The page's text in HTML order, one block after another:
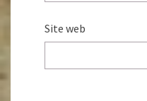
Site web